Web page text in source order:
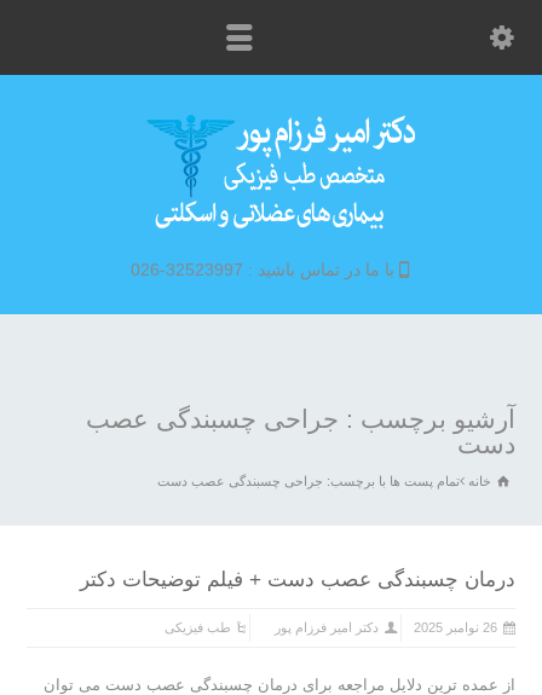
با ما در تماس باشید : 32523997-026
آرشیو برچسب : جراحی چسبندگی عصب
دست
خانه تمام پست ها با برچسب: جراحی چسبندگی عصب دست
درمان چسبندگی عصب دست + فیلم توضیحات دکتر
26 نوامبر 2025 دکتر امیر فرزام پور طب فیزیکی
از عمده ترین دلایل مراجعه برای درمان چسبندگی عصب دست می توان